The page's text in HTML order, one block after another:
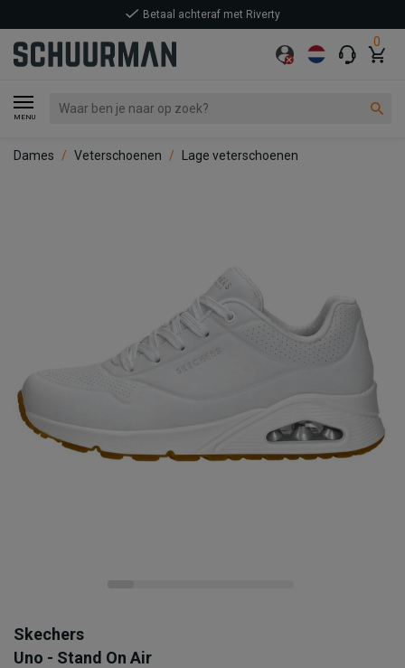
0
MENU
Betaal achteraf met Riverty
Dames Veterschoenen Lage veterschoenen
Skechers
Uno - Stand On Air